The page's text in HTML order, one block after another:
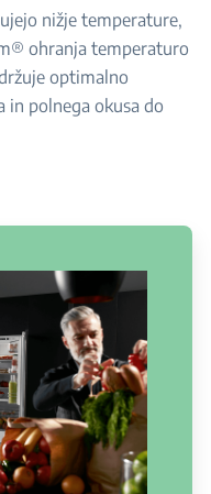
nižje temperature,
ohranja temperaturo
optimalno
in polnega okusa do